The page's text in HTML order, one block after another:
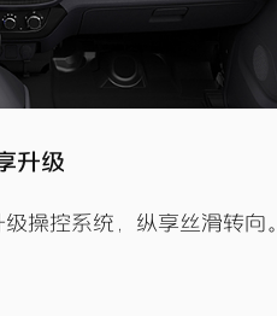
升级
操控系统，纵享丝滑转向。